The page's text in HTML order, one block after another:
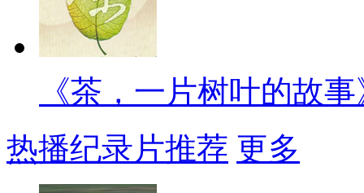
《茶，一片树叶的故
热播纪录片推荐 更多